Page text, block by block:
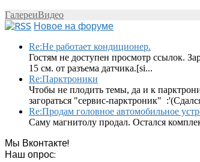
ГалереиВидео
Новое на форуме
Re:Не работает кондиционер.
Гостям не доступен просмотр ссылок.
15 см. от разъема датчика.[si...
Re:Парктроники
Чтобы не плодить темы, да и к
загораться "сервис-парктроник"
Re:Продам головное автомобильное
Саму магнитолу продал. Остался
Мы Вконтакте!
Наш опрос: